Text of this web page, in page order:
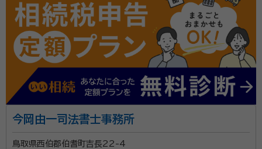
今岡由一司法書士事務所
鳥取県西伯郡伯耆町吉長22-4